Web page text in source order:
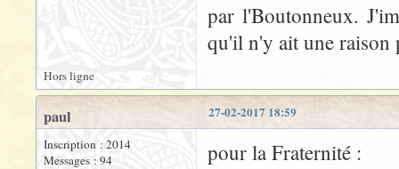
par l'Boutonneux.
qu'il n'y ait une raison
Hors ligne
27-02-2017 18:59
paul
Inscription : 2014
Messages : 94
pour la Fraternité :